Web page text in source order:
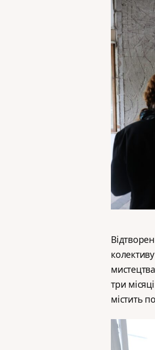
три
містить